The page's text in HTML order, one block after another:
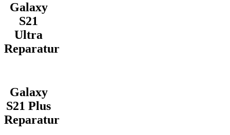
Galaxy
S21
Ultra
Reparatur
Galaxy
S21 Plus
Reparatur